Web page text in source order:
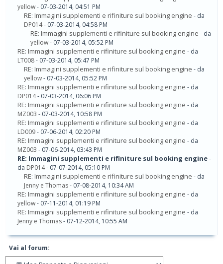
yellow- 07-03-2014, 04:51 PM
RE: Immagini supplementi e rifiniture sul booking engine - da
DP014- 07-03-2014, 04:58 PM
RE: Immagini supplementi e rifiniture sul booking engine - da
yellow- 07-03-2014, 05:52 PM
RE: Immagini supplementi e rifiniture sul booking engine - da
LT008- 07-03-2014, 05:47 PM
RE: Immagini supplementi e rifiniture sul booking engine - da
yellow- 07-03-2014, 05:52 PM
RE: Immagini supplementi e rifiniture sul booking engine - da
DP014- 07-03-2014, 06:06 PM
RE: Immagini supplementi e rifiniture sul booking engine - da
MZ003 - 07-03-2014, 10:58 PM
RE: Immagini supplementi e rifiniture sul booking engine - da
LD009- 07-06-2014, 02:20 PM
RE: Immagini supplementi e rifiniture sul booking engine - da
MZ003 - 07-06-2014, 03:43 PM
RE: Immagini supplementi e rifiniture sul booking engine-
da DP014- 07-07-2014, 05:10 PM
RE: Immagini supplementi e rifiniture sul booking engine - da
Jenny e Thomas- 07-08-2014, 10:34 AM
RE: Immagini supplementi e rifiniture sul booking engine - da
yellow- 07-11-2014, 01:19 PM
RE: Immagini supplementi e rifiniture sul booking engine - da
Jenny e Thomas- 07-12-2014, 10:55 AM
Vai al forum: